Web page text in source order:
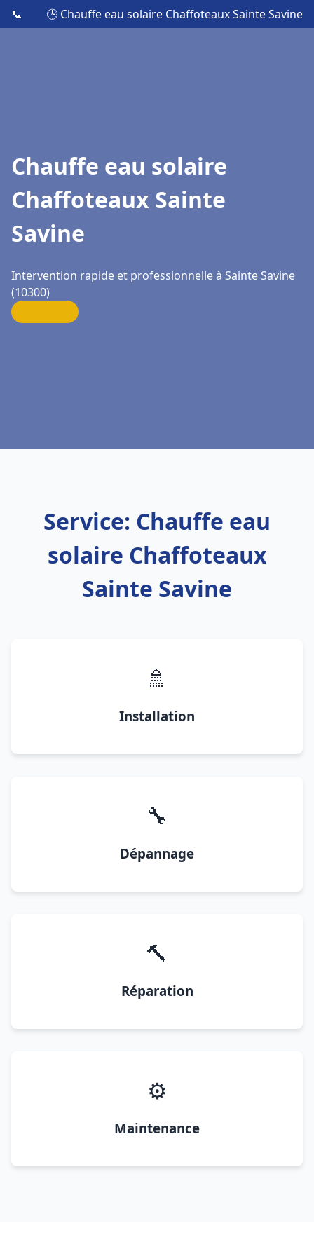
📞 🕒 Chauffe eau solaire Chaffoteaux Sainte Savine
Chauffe eau solaire
Chaffoteaux Sainte
Savine
Intervention rapide et professionnelle à Sainte Savine
(10300)
Service: Chauffe eau
solaire Chaffoteaux
Sainte Savine
🚿
Installation
🔧
Dépannage
🔨
Réparation
⚙️
Maintenance